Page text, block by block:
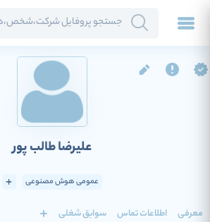
علیرضا طالب پور
عمومی هوش مصنوعی
معرفی اطلاعات تماس سوابق شغلی